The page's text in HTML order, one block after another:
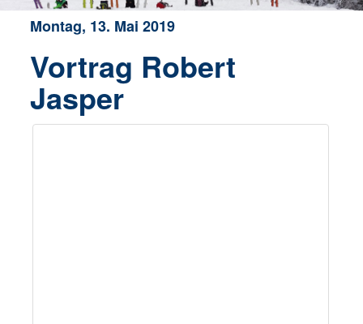
Montag, 13. Mai 2019
Vortrag Robert
Jasper